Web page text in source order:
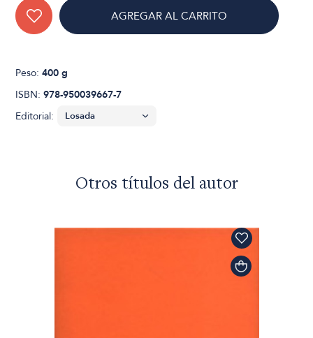
AGREGAR AL CARRITO
Peso:400 g
ISBN:978-950039667-7
Editorial:
Otros títulos del autor